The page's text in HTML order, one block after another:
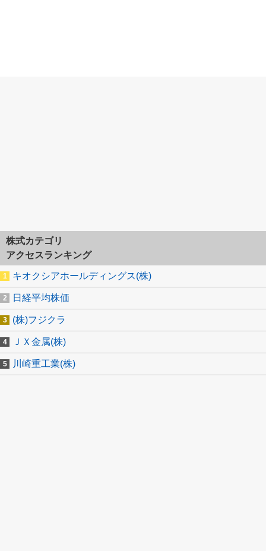
株式カテゴリ
アクセスランキング
キオクシアホールディングス(株)
日経平均株価
(株)フジクラ
ＪＸ金属(株)
川崎重工業(株)